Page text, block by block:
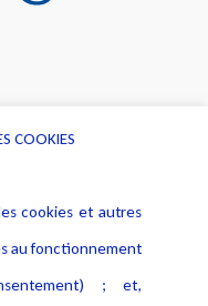
COOKIES
cookies et autres
au fonctionnement
; et,